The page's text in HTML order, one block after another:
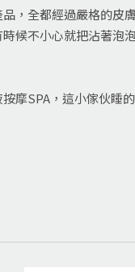
，全都經過嚴格的
候不小心就把沾著
摩SPA，這小傢伙睡